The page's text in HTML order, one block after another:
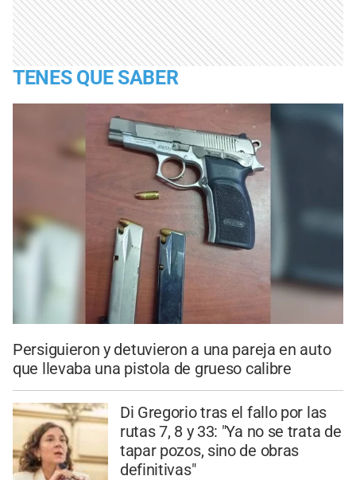
TENES QUE SABER
Persiguieron y detuvieron a una pareja en auto
que llevaba una pistola de grueso calibre
Di Gregorio tras el fallo por las
rutas 7, 8 y 33: "Ya no se trata de
tapar pozos, sino de obras
definitivas"